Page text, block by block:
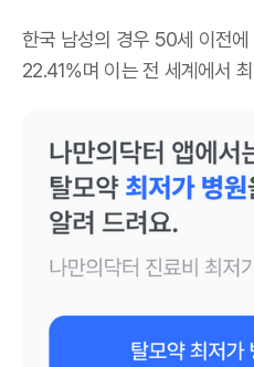
한국 남성의 경우 50세 이전에
22.41%며 이는 전 세계에서